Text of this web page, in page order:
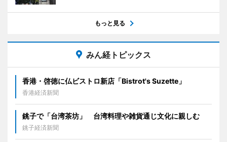
もっと見る
みん経トピックス
香港・啓徳に仏ビストロ新店「Bistrot's Suzette」
香港経済新聞
銚子で「台湾茶坊」 台湾料理や雑貨通じ文化に親しむ
銚子経済新聞